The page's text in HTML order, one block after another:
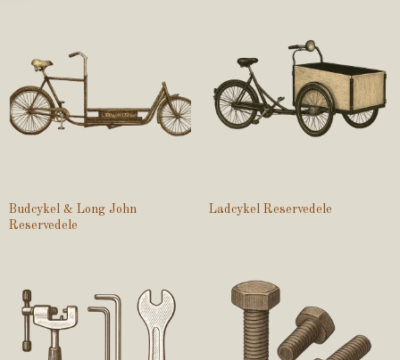
Budcykel & Long John
Reservedele
Ladcykel Reservedele